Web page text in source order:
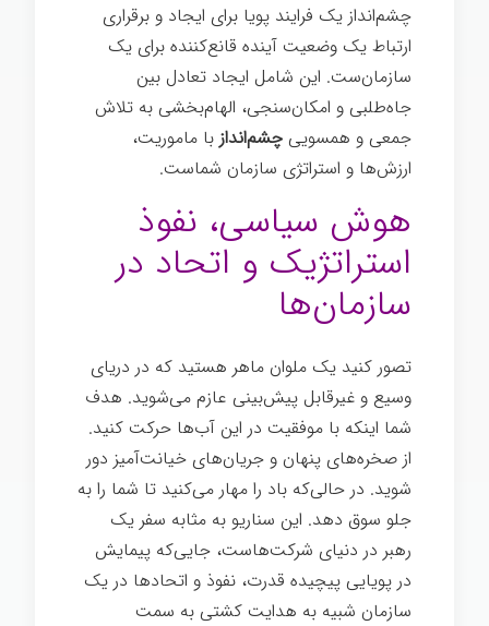
چشم‌انداز یک فرایند پویا برای ایجاد و برقراری
ارتباط یک وضعیت آینده قانع‌کننده برای یک
سازمان‌ست. این شامل ایجاد تعادل بین
جاه‌طلبی و امکان‌سنجی، الهام‌بخشی به تلاش
جمعی و همسویی چشم‌انداز با ماموریت،
ارزش‌ها و استراتژی سازمان شماست.
هوش سیاسی، نفوذ
استراتژیک و اتحاد در
سازمان‌ها
تصور کنید یک ملوان ماهر هستید که در دریای
وسیع و غیرقابل پیش‌بینی عازم می‌شوید. هدف
شما اینکه با موفقیت در این آب‌ها حرکت کنید.
از صخره‌های پنهان و جریان‌های خیانت‌آمیز دور
شوید. در حالی‌که باد را مهار می‌کنید تا شما را به
جلو سوق دهد. این سناریو به مثابه سفر یک
رهبر در دنیای شرکت‌هاست، جایی‌که پیمایش
در پویایی پیچیده قدرت، نفوذ و اتحادها در یک
سازمان شبیه به هدایت کشتی به سمت